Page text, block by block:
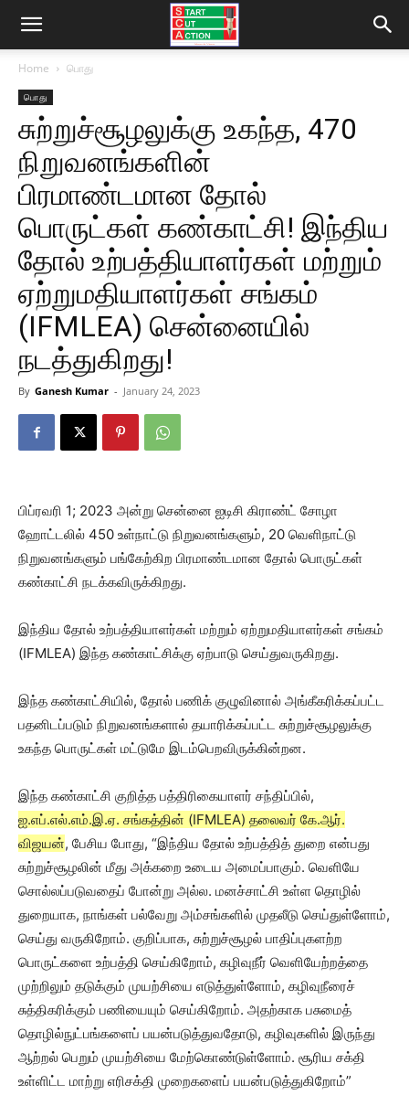
Home பொது
பொது
சுற்றுச்சூழலுக்கு உகந்த, 470
நிறுவனங்களின்
பிரமாண்டமான தோல்
பொருட்கள் கண்காட்சி! இந்திய
தோல் உற்பத்தியாளர்கள் மற்றும்
ஏற்றுமதியாளர்கள் சங்கம்
(IFMLEA) சென்னையில்
நடத்துகிறது!
By Ganesh Kumar - January 24, 2023
பிப்ரவரி 1; 2023 அன்று சென்னை ஐடிசி கிராண்ட் சோழா
ஹோட்டலில் 450 உள்நாட்டு நிறுவனங்களும், 20 வெளிநாட்டு
நிறுவனங்களும் பங்கேற்கிற பிரமாண்டமான தோல் பொருட்கள்
கண்காட்சி நடக்கவிருக்கிறது.
இந்திய தோல் உற்பத்தியாளர்கள் மற்றும் ஏற்றுமதியாளர்கள் சங்கம்
(IFMLEA) இந்த கண்காட்சிக்கு ஏற்பாடு செய்துவருகிறது.
இந்த கண்காட்சியில், தோல் பணிக் குழுவினால் அங்கீகரிக்கப்பட்ட
பதனிடப்படும் நிறுவனங்களால் தயாரிக்கப்பட்ட சுற்றுச்சூழலுக்கு
உகந்த பொருட்கள் மட்டுமே இடம்பெறவிருக்கின்றன.
இந்த கண்காட்சி குறித்த பத்திரிகையாளர் சந்திப்பில்,
ஐ.எப்.எல்.எம்.இ.ஏ. சங்கத்தின் (IFMLEA) தலைவர் கே.ஆர்.
விஜயன், பேசிய போது, “இந்திய தோல் உற்பத்தித் துறை என்பது
சுற்றுச்சூழலின் மீது அக்கறை உடைய அமைப்பாகும். வெளியே
சொல்லப்படுவதைப் போன்று அல்ல. மனச்சாட்சி உள்ள தொழில்
துறையாக, நாங்கள் பல்வேறு அம்சங்களில் முதலீடு செய்துள்ளோம்,
செய்து வருகிறோம். குறிப்பாக, சுற்றுச்சூழல் பாதிப்புகளற்ற
பொருட்களை உற்பத்தி செய்கிறோம், கழிவுநீர் வெளியேற்றத்தை
முற்றிலும் தடுக்கும் முயற்சியை எடுத்துள்ளோம், கழிவுநீரைச்
சுத்திகரிக்கும் பணியையும் செய்கிறோம். அதற்காக பசுமைத்
தொழில்நுட்பங்களைப் பயன்படுத்துவதோடு, கழிவுகளில் இருந்து
ஆற்றல் பெறும் முயற்சியை மேற்கொண்டுள்ளோம். சூரிய சக்தி
உள்ளிட்ட மாற்று எரிசக்தி முறைகளைப் பயன்படுத்துகிறோம்”